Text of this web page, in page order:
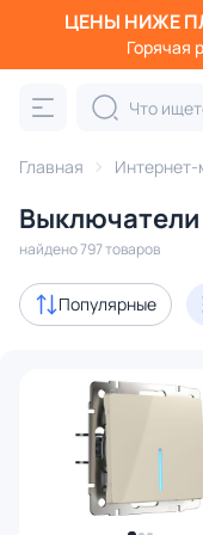
ЦЕНЫ НИЖЕ
Горячая
Главная
Выключатели
найдено 797 товаров
Популярные
Категория:
диммеры
В наличии 638